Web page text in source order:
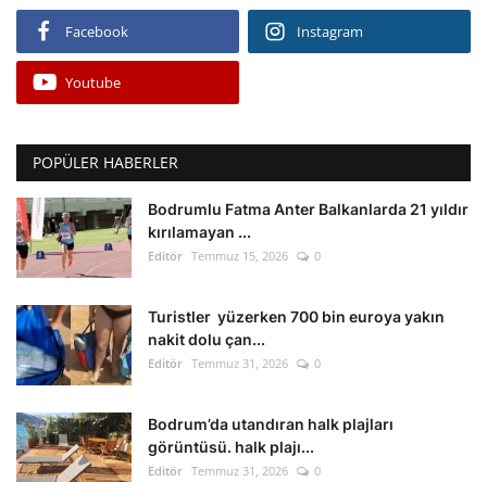
Facebook Instagram
Youtube
POPÜLER HABERLER
Bodrumlu Fatma Anter Balkanlarda 21 yıldır
kırılamayan ...
Editör Temmuz 15, 2026 0
Turistler yüzerken 700 bin euroya yakın
nakit dolu çan...
Editör Temmuz 31, 2026 0
Bodrum’da utandıran halk plajları
görüntüsü. halk plajı...
Editör Temmuz 31, 2026 0